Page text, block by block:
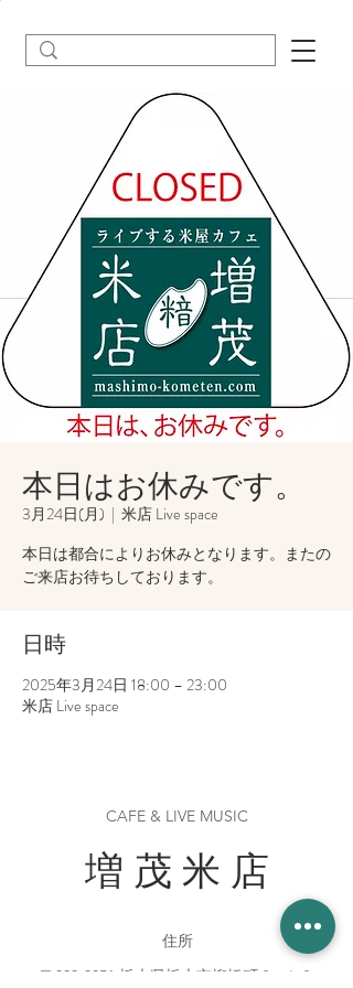
本日はお休みです。
3月24日(月)
  |
米店 Live space
本日は都合によりお休みとなります。またの
ご来店お待ちしております。
日時
2025年3月24日 18:00 – 23:00
米店 Live space
CAFE & LIVE MUSIC
増 茂 米 店
住所
〒328-0051 栃木県栃木市柳橋町２−１３